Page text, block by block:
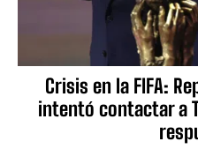
Crisis en la FIFA:
intentó contactar a